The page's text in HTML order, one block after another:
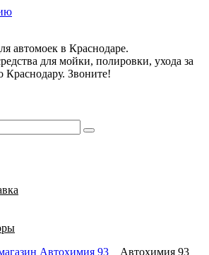
автомоек в Краснодаре.
для мойки, полировки, ухода за
Краснодару. Звоните!
Автохимия 93
Автохимия 93